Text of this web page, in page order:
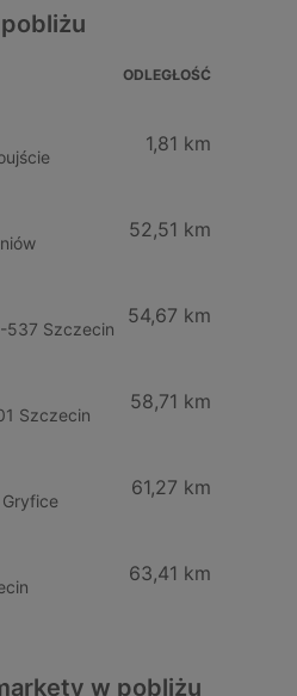
ODLEGŁOŚĆ
1,81 km
52,51 km
537 Szczecin
54,67 km
Szczecin
58,71 km
61,27 km
63,41 km
w pobliżu